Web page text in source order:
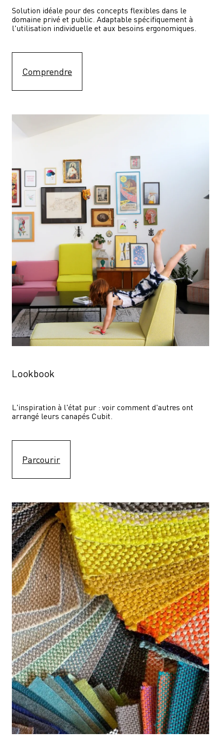
Solution idéale pour des concepts flexibles dans le
domaine privé et public. Adaptable spécifiquement à
l'utilisation individuelle et aux besoins ergonomiques.
Comprendre
Lookbook
L'inspiration à l'état pur : voir comment d'autres ont
arrangé leurs canapés Cubit.
Parcourir